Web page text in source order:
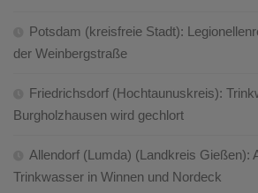
Potsdam (kreisfreie Stadt):
der Weinbergstraße
Friedrichsdorf (Hochtaunuskreis):
Burgholzhausen wird gechlort
Allendorf (Lumda) (Landkreis Gießen):
Trinkwasser in Winnen und Nordeck